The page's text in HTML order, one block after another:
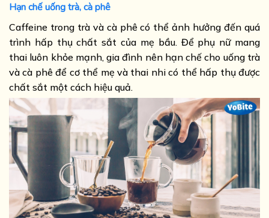
Hạn chế uống trà, cà phê
Caffeine trong trà và cà phê có thể ảnh hưởng đến quá
trình hấp thụ chất sắt của mẹ bầu. Để phụ nữ mang
thai luôn khỏe mạnh, gia đình nên hạn chế cho uống trà
và cà phê để cơ thể mẹ và thai nhi có thể hấp thụ được
chất sắt một cách hiệu quả.